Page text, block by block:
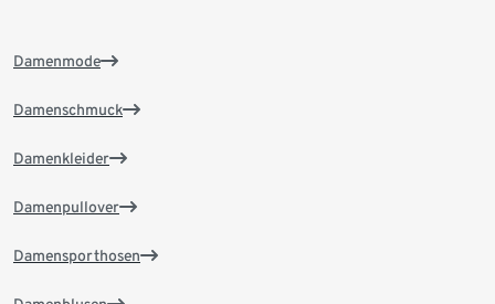
Damenmode
Damenschmuck
Damenkleider
Damenpullover
Damensporthosen